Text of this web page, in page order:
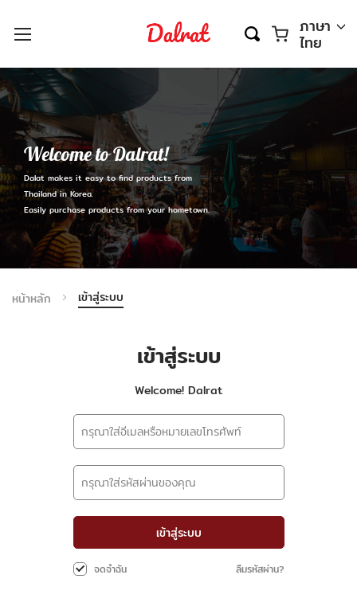
ตะกร้าภาษา
ไทย
Welcome to Dalrat!
Dalat makes it easy to find products from
Thailand in Korea.
Easily purchase products from your hometown.
หน้าหลัก เข้าสู่ระบบ
เข้าสู่ระบบ
Welcome! Dalrat
เข้าสู่ระบบ
จดจำฉัน ลืมรหัสผ่าน?